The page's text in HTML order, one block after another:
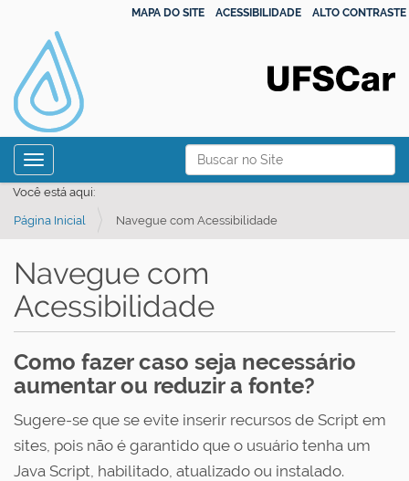
Busca
Busca Avançada…
MAPA DO SITE ACESSIBILIDADE ALTO CONTRASTE
Toggle navigation
Você está aqui:
Página Inicial Navegue com Acessibilidade
Navegue com
Acessibilidade
Como fazer caso seja necessário
aumentar ou reduzir a fonte?
Sugere-se que se evite inserir recursos de Script em
sites, pois não é garantido que o usuário tenha um
Java Script, habilitado, atualizado ou instalado.